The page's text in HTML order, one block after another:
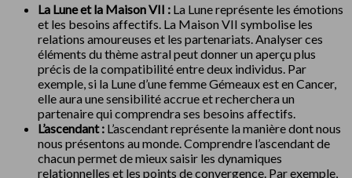
La Lune et la Maison VII : La Lune représente les émotions
et les besoins affectifs. La Maison VII symbolise les
relations amoureuses et les partenariats. Analyser ces
éléments du thème astral peut donner un aperçu plus
précis de la compatibilité entre deux individus. Par
exemple, si la Lune d’une femme Gémeaux est en Cancer,
elle aura une sensibilité accrue et recherchera un
partenaire qui comprendra ses besoins affectifs.
L’ascendant : L’ascendant représente la manière dont nous
nous présentons au monde. Comprendre l’ascendant de
chacun permet de mieux saisir les dynamiques
relationnelles et les points de convergence. Par exemple,